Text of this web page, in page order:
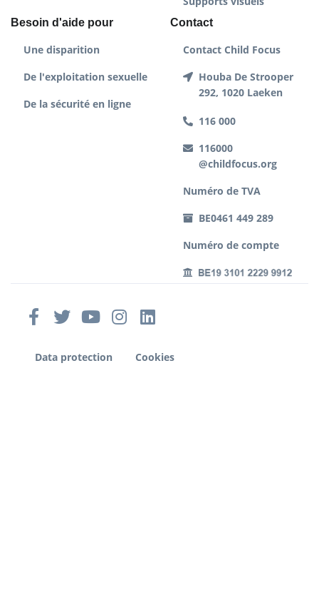
Besoin d'aide pour
Une disparition
De l'exploitation sexuelle
De la sécurité en ligne
Contact
Contact Child Focus
Houba De Strooper
292, 1020 Laeken
116 000
116000
@childfocus.org
Numéro de TVA
BE0461 449 289
Numéro de compte
Data protection Cookies